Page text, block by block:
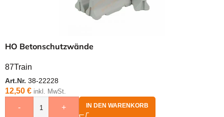
HO Betonschutzwände
87Train
Art.Nr. 38-22228
12,50 € inkl. MwSt.
- + IN DEN WARENKORB